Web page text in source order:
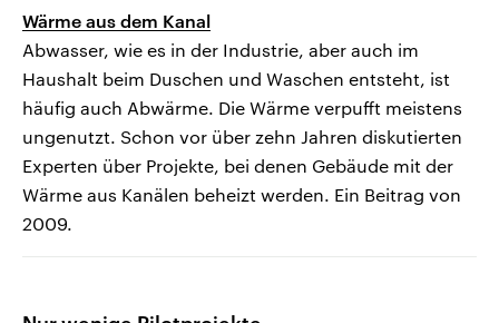
Wärme aus dem Kanal
Abwasser, wie es in der Industrie, aber auch im
Haushalt beim Duschen und Waschen entsteht, ist
häufig auch Abwärme. Die Wärme verpufft meistens
ungenutzt. Schon vor über zehn Jahren diskutierten
Experten über Projekte, bei denen Gebäude mit der
Wärme aus Kanälen beheizt werden. Ein Beitrag von
2009.